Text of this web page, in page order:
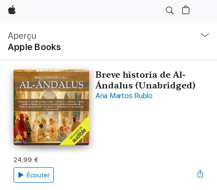
Apple
Aperçu
Apple Books
locale
Ouvrir
menu
Breve historia de Al-
Ándalus (Unabridged)
Ana Martos Rubio
24,99 €
Écouter